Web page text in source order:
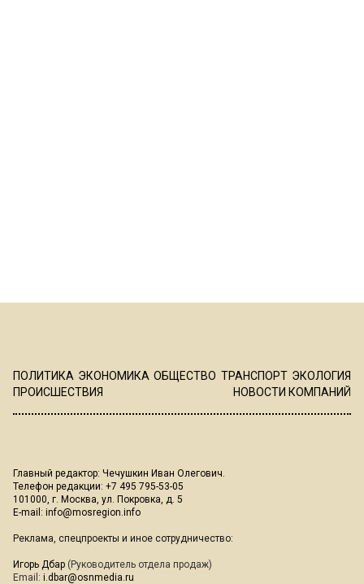
ПОЛИТИКА ЭКОНОМИКА ОБЩЕСТВО ТРАНСПОРТ ЭКОЛОГИЯ
ПРОИСШЕСТВИЯ
НОВОСТИ КОМПАНИЙ
Главный редактор: Чечушкин Иван Олегович.
Телефон редакции: +7 495 795-53-05
101000, г. Москва, ул. Покровка, д. 5
E-mail: info@mosregion.info
Реклама, спецпроекты и иное сотрудничество:
Игорь Дбар (Руководитель отдела продаж)
Email: i.dbar@osnmedia.ru